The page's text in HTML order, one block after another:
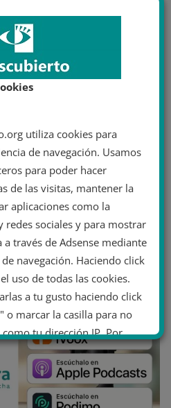
utiliza cookies para
de navegación. Usamos
para poder hacer
de las visitas, mantener la
aplicaciones como la
redes sociales y para mostrar
través de Adsense mediante
navegación. Haciendo click
uso de todas las cookies.
a tu gusto haciendo click
o marcar la casilla para no
tu dirección IP. Por
Política de cookies.
personal